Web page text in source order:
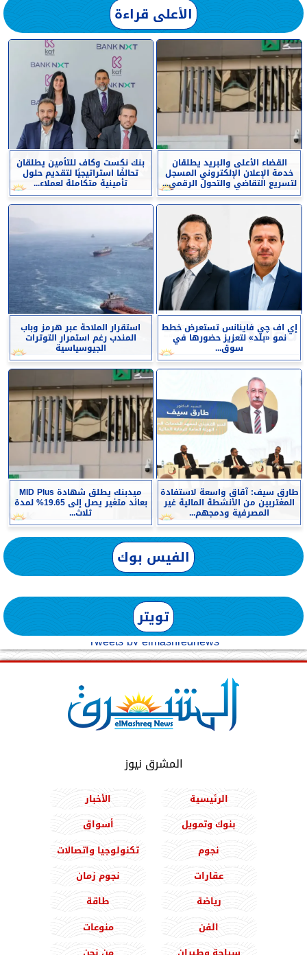
الأعلى قراءة
القضاء الأعلى والبريد يطلقان
خدمة الإعلان الإلكتروني المسجل
لتسريع التقاضي والتحول الرقمي...
بنك نكست وكاف للتأمين يطلقان
تحالفًا استراتيجيًا لتقديم حلول
تأمينية متكاملة لعملاء...
إي اف چي فاينانس تستعرض خطط
نمو «بلد» لتعزيز حضورها في
سوق...
استقرار الملاحة عبر هرمز وباب
المندب رغم استمرار التوترات
الجيوسياسية
طارق سيف: آقاق واسعة لاستفادة
المغتربين من الأنشطة المالية غير
المصرفية ودمجهم...
ميدبنك يطلق شهادة MID Plus
بعائد متغير يصل إلى 19.65% لمدة
ثلاث...
الفيس بوك
تويتر
Tweets by elmashreqnews
المشرق نيوز
الرئيسية
الأخبار
بنوك وتمويل
أسواق
نجوم
تكنولوجيا واتصالات
عقارات
نجوم زمان
رياضة
طاقة
الفن
منوعات